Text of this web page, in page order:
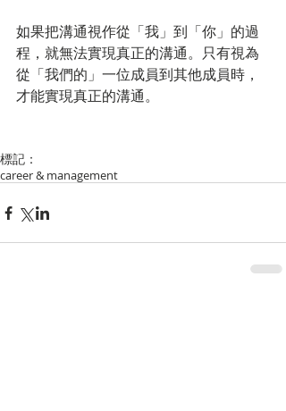
如果把溝通視作從「我」到「你」的過
程，就無法實現真正的溝通。只有視為
從「我們的」一位成員到其他成員時，
才能實現真正的溝通。
標記：
career & management